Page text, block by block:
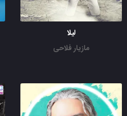
لیلا
مازیار فلاحی